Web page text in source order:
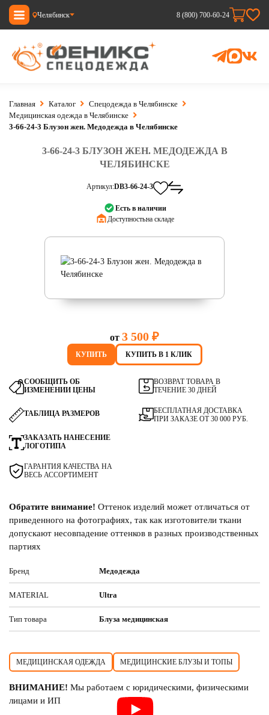
Челябинск 8 (800) 700-60-24
Главная Каталог
Спецодежда в Челябинске
Медицинская одежда в Челябинске
3-66-24-3 Блузон жен. Медодежда в Челябинске
3-66-24-3 БЛУЗОН ЖЕН. МЕДОДЕЖДА В
ЧЕЛЯБИНСКЕ
Артикул:DB3-66-24-3
Есть в наличии
Доступность:на складе
от 3 500 ₽
КУПИТЬ КУПИТЬ В 1 КЛИК
СООБЩИТЬ ОБ
ИЗМЕНЕНИИ ЦЕНЫ
ВОЗВРАТ ТОВАРА В
ТЕЧЕНИЕ 30 ДНЕЙ
ТАБЛИЦА РАЗМЕРОВ
ЗАКАЗАТЬ НАНЕСЕНИЕ
ЛОГОТИПА
ГАРАНТИЯ КАЧЕСТВА НА
ВЕСЬ АССОРТИМЕНТ
БЕСПЛАТНАЯ ДОСТАВКА
ПРИ ЗАКАЗЕ ОТ 30 000 РУБ.
Обратите внимание! Оттенок изделий может отличаться от
приведенного на фотографиях, так как изготовители ткани
допускают несовпадение оттенков в разных производственных
партиях
Бренд Медодежда
MATERIAL Ultra
Тип товара Блуза медицинская
МЕДИЦИНСКАЯ ОДЕЖДА МЕДИЦИНСКИЕ БЛУЗЫ И ТОПЫ
ВНИМАНИЕ! Мы работаем с юридическими, физическими
лицами и ИП